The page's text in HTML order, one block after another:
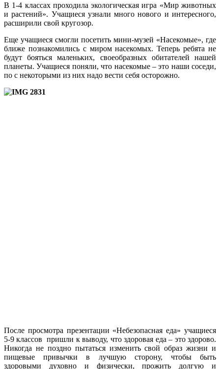
В 1-4 классах проходила экологическая игра «Мир животных
и растений». Учащиеся узнали много нового и интересного,
расширили свой кругозор.
Еще учащиеся смогли посетить мини-музей «Насекомые», где
ближе познакомились с миром насекомых. Теперь ребята не
будут бояться маленьких, своеобразных обитателей нашей
планеты. Учащиеся поняли, что насекомые – это наши соседи,
по с некоторыми из них надо вести себя осторожно.
После просмотра презентации «Небезопасная еда» учащиеся
5-9 классов пришли к выводу, что здоровая еда – это здорово.
Никогда не поздно пытаться изменить свой образ жизни и
пищевые привычки в лучшую сторону, чтобы быть
здоровыми духовно и физически, прожить долгую и